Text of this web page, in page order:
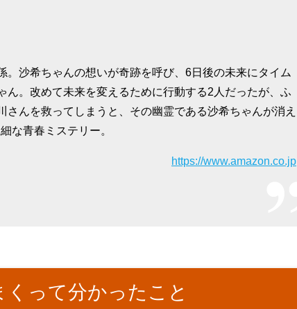
。沙希ちゃんの想いが奇跡を呼び、6日後の未来にタイム
ん。改めて未来を変えるために行動する2人だったが、ふ
さんを救ってしまうと、その幽霊である沙希ちゃんが消え
青春ミステリー。
https://www.amazon.co.jp
くって分かったこと